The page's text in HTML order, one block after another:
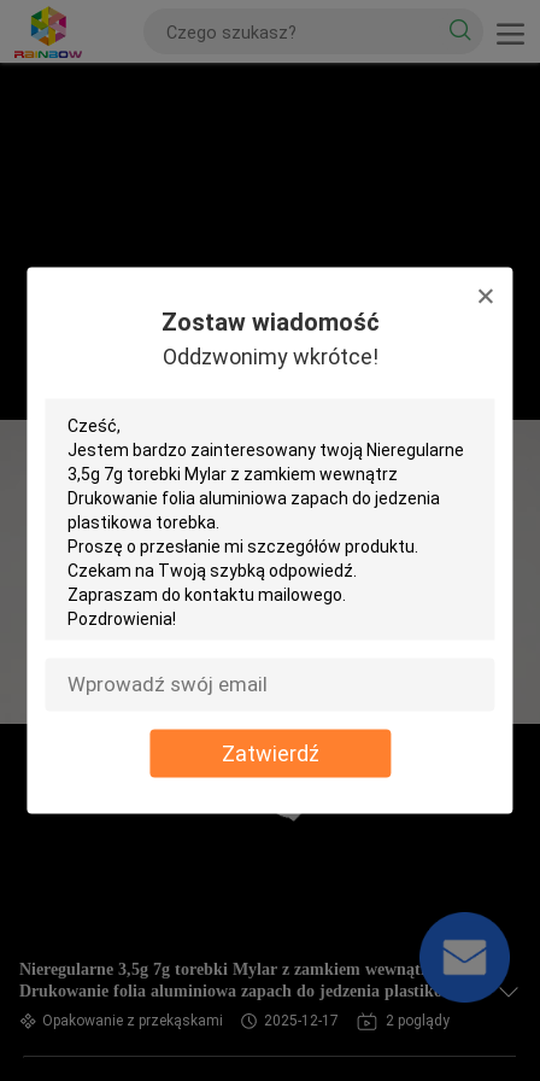
Zostaw wiadomość
Oddzwonimy wkrótce!
Zatwierdź
Nieregularne 3,5g 7g torebki Mylar z zamkiem wewnątrz
Drukowanie folia aluminiowa zapach do jedzenia plastikowa
torebka
Opakowanie z przekąskami 2025-12-17 2 poglądy